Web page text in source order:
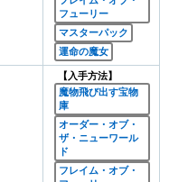
フューリー
マスターパック
運命の魔女
【入手方法】
魔物飛び出す宝物
庫
オーダー・オブ・
ザ・ニューワール
ド
フレイム・オブ・